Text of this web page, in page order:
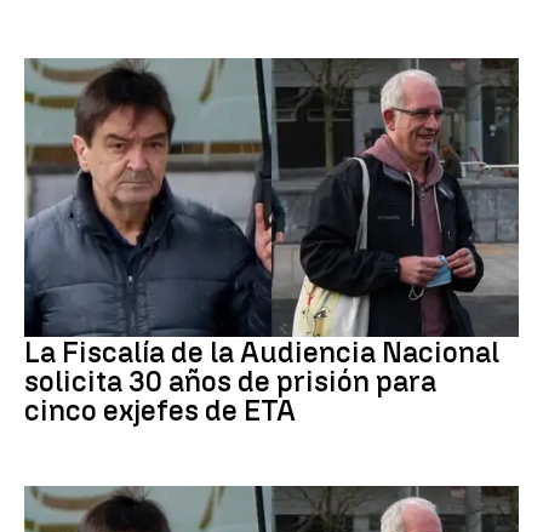
ETA
La Fiscalía de la Audiencia Nacional
solicita 30 años de prisión para
cinco exjefes de ETA